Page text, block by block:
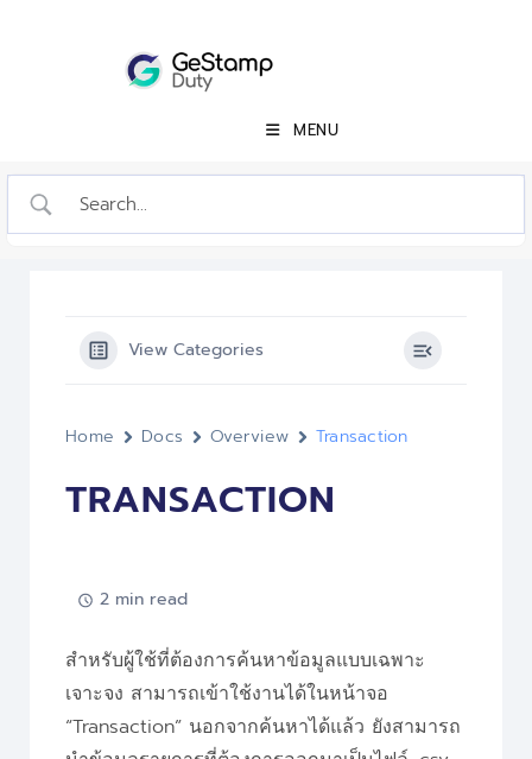
MENU
View Categories
Home Docs Overview Transaction
TRANSACTION
2 min read
สำหรับผู้ใช้ที่ต้องการค้นหาข้อมูลแบบเฉพาะ
เจาะจง สามารถเข้าใช้งานได้ในหน้าจอ
“Transaction” นอกจากค้นหาได้แล้ว ยังสามารถ